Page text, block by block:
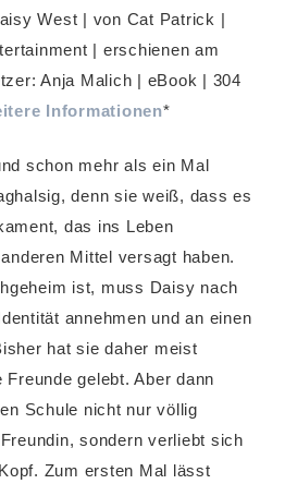
West | von Cat Patrick |
| erschienen am
Anja Malich | eBook | 304
Informationen*
schon mehr als ein Mal
denn sie weiß, dass es
das ins Leben
Mittel versagt haben.
ist, muss Daisy nach
annehmen und an einen
hat sie daher meist
gelebt. Aber dann
Schule nicht nur völlig
sondern verliebt sich
Zum ersten Mal lässt